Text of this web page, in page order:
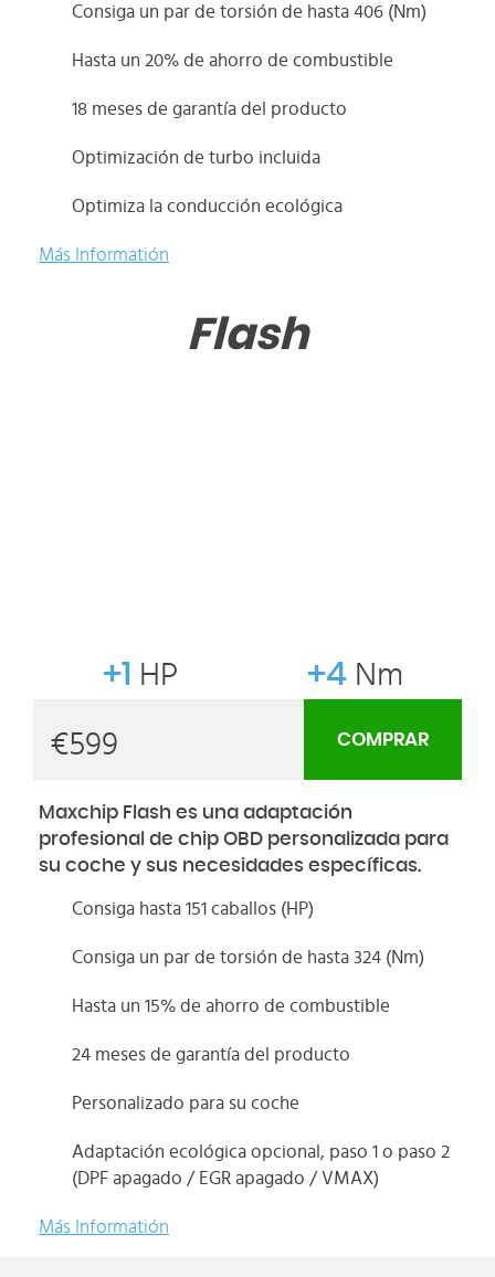
Consiga un par de torsión de hasta 406 (Nm)
Hasta un 20% de ahorro de combustible
18 meses de garantía del producto
Optimización de turbo incluida
Optimiza la conducción ecológica
Más Informatión
Flash
+1 HP +4 Nm
€599 COMPRAR
Maxchip Flash es una adaptación
profesional de chip OBD personalizada para
su coche y sus necesidades específicas.
Consiga hasta 151 caballos (HP)
Consiga un par de torsión de hasta 324 (Nm)
Hasta un 15% de ahorro de combustible
24 meses de garantía del producto
Personalizado para su coche
Adaptación ecológica opcional, paso 1 o paso 2
(DPF apagado / EGR apagado / VMAX)
Más Informatión